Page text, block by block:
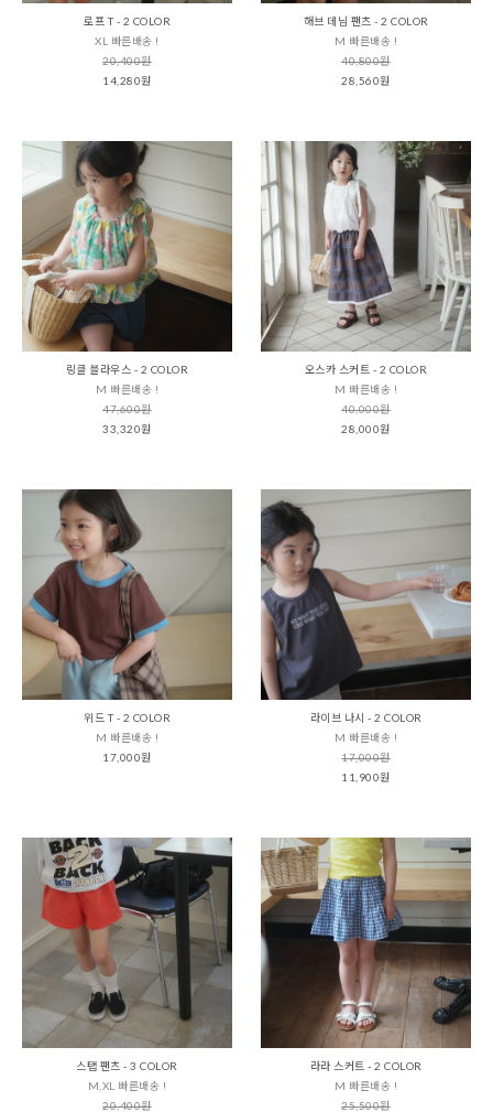
로프 T - 2 COLOR
XL 빠른배송 !
20,400원
14,280원
해브 데님 팬츠 - 2 COLOR
M 빠른배송 !
40,800원
28,560원
링클 블라우스 - 2 COLOR
M 빠른배송 !
47,600원
33,320원
오스카 스커트 - 2 COLOR
M 빠른배송 !
40,000원
28,000원
위드 T - 2 COLOR
M 빠른배송 !
17,000원
라이브 나시 - 2 COLOR
M 빠른배송 !
17,000원
11,900원
스탭 팬츠 - 3 COLOR
M,XL 빠른배송 !
20,400원
라라 스커트 - 2 COLOR
M 빠른배송 !
25,500원